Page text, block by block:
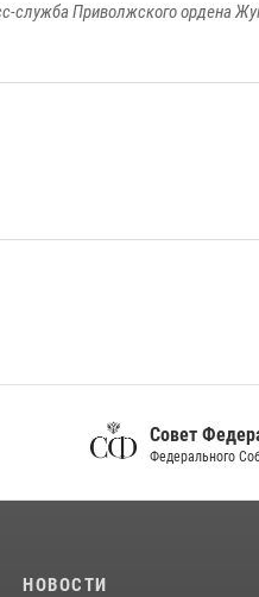
служба Приволжского ордена
Совет Федерации
Федерального Собрания РФ
НОВОСТИ